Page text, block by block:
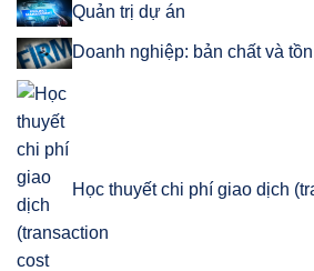
Quản trị dự án
Doanh nghiệp: bản chất và
Học thuyết chi phí giao dịch